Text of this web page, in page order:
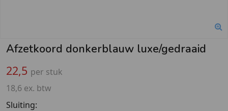
Afzetkoord donkerblauw luxe/gedraaid
22,5 per stuk
18,6 ex. btw
Sluiting: